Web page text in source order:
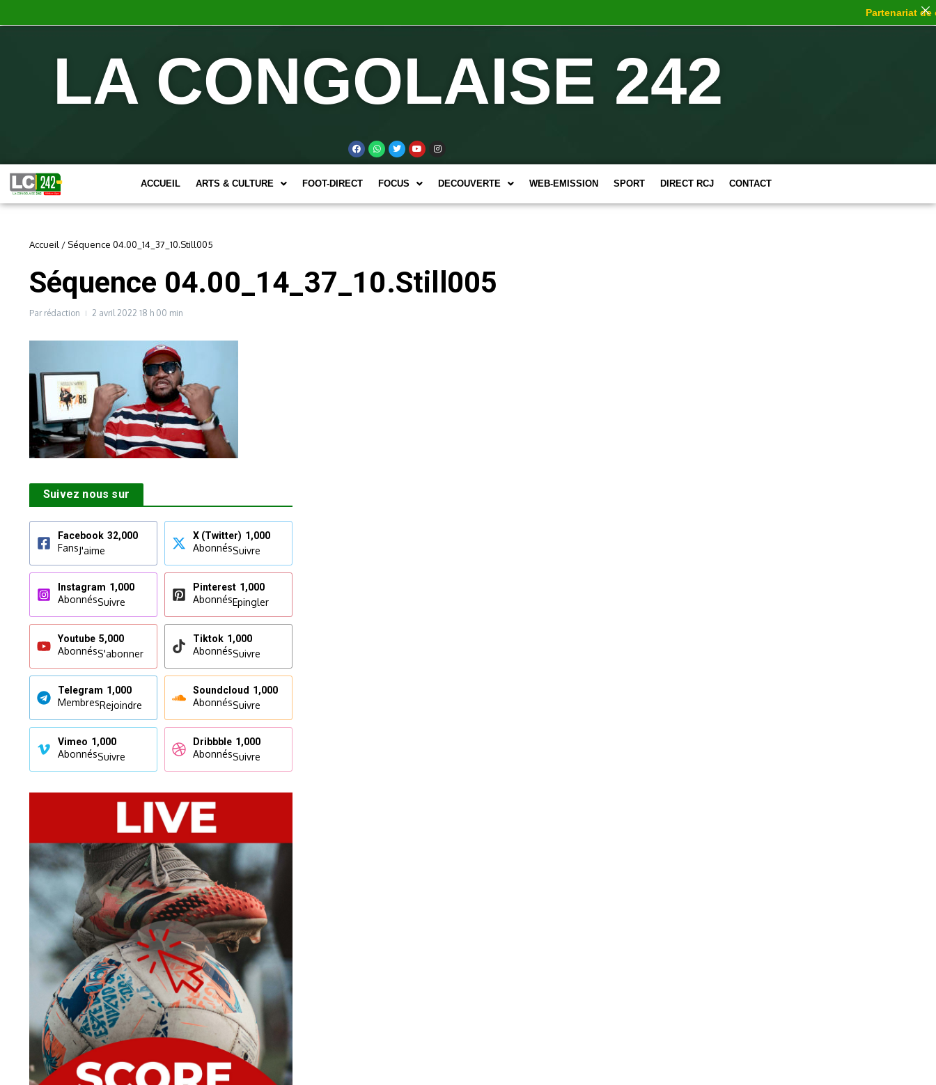
LA CONGOLAISE 242
ACCUEIL ARTS & CULTURE FOOT-DIRECT FOCUS DECOUVERTE WEB-EMISSION SPORT DIRECT RCJ CONTACT
Accueil / Séquence 04.00_14_37_10.Still005
Séquence 04.00_14_37_10.Still005
Par rédaction 2 avril 2022 18 h 00 min
Suivez nous sur
Facebook 32,000
FansJ'aime
X (Twitter) 1,000
AbonnésSuivre
Instagram 1,000
AbonnésSuivre
Pinterest 1,000
AbonnésEpingler
Youtube 5,000
AbonnésS'abonner
Tiktok 1,000
AbonnésSuivre
Telegram 1,000
MembresRejoindre
Soundcloud 1,000
AbonnésSuivre
Vimeo 1,000
AbonnésSuivre
Dribbble 1,000
AbonnésSuivre
Partenariat de